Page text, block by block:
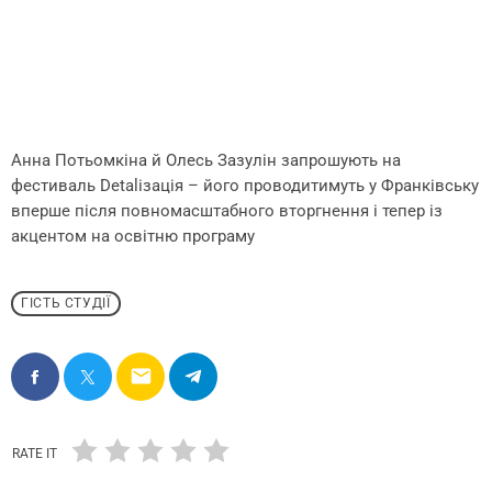
Анна Потьомкіна й Олесь Зазулін запрошують на
фестиваль Detaliзація – його проводитимуть у Франківську
вперше після повномасштабного вторгнення і тепер із
акцентом на освітню програму
ГІСТЬ СТУДІЇ
email
RATE IT